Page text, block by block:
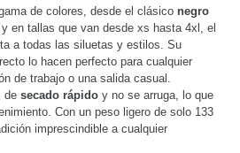
de colores, desde el clásico negro
, y en tallas que van desde xs hasta 4xl, el
a todas las siluetas y estilos. Su
lo hacen perfecto para cualquier
de trabajo o una salida casual.
, de secado rápido y no se arruga, lo que
Con un peso ligero de solo 133
imprescindible a cualquier